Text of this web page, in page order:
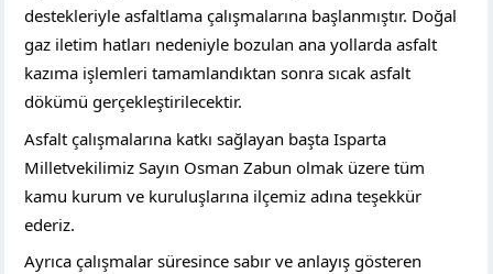
destekleriyle asfaltlama çalışmalarına başlanmıştır. Doğal
gaz iletim hatları nedeniyle bozulan ana yollarda asfalt
kazıma işlemleri tamamlandıktan sonra sıcak asfalt
dökümü gerçekleştirilecektir.
Asfalt çalışmalarına katkı sağlayan başta Isparta
Milletvekilimiz Sayın Osman Zabun olmak üzere tüm
kamu kurum ve kuruluşlarına ilçemiz adına teşekkür
ederiz.
Ayrıca çalışmalar süresince sabır ve anlayış gösteren